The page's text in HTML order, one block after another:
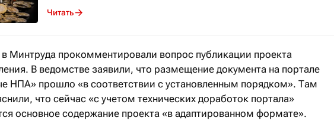
Читать
в Минтруда прокомментировали вопрос публикации проекта
В ведомстве заявили, что размещение документа на портале
НПА» прошло «в соответствии с установленным порядком». Там
что сейчас «с учетом технических доработок портала»
основное содержание проекта «в адаптированном формате».